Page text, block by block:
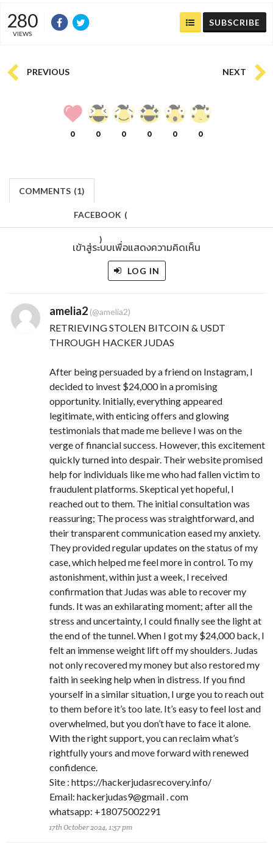
280
VIEWS
SUBSCRIBE
PREVIOUS NEXT
0 0 0 0 0 0
COMMENTS (1)
FACEBOOK (
)
เข้าสู่ระบบเพื่อแสดงความคิดเห็น
LOG IN
amelia2 (@amelia2)
RETRIEVING STOLEN BITCOIN & USDT
THROUGH HACKER JUDAS
After being persuaded by a friend on Instagram, I
decided to invest $24,000 in a promising
opportunity. Initially, everything appeared
legitimate, with enticing offers and glowing
testimonials that made me believe I was on the
verge of financial success. However, this excitement
quickly turned into despair. Their website promised
help for individuals like me who had fallen victim to
fraudulent platforms. Skeptical yet hopeful, I
reached out to them. The initial consultation was
reassuring; The process was straightforward, and
their transparent communication eased my anxiety.
They provided regular updates on the status of my
case, which helped me feel more in control. To my
astonishment, within just a week, I received
confirmation that Judas was able to recover my
funds. It was an exhilarating moment; after all the
stress and uncertainty, I could finally see the light at
the end of the tunnel. When I got my $24,000 back, I
felt an immense weight lift off my shoulders. Judas
not only recovered my money but also restored my
faith in seeking help when in distress. If you find
yourself in a similar situation, I urge you to reach out
to them before it’s too late. It’s easy to feel lost and
overwhelmed, but you don’t have to face it alone.
With the right support, you can reclaim what’s
rightfully yours and move forward with renewed
confidence.
Site : https://hackerjudasrecovery.info/
Email: hackerjudas9@gmail . com
whatsapp: +18075002291
17th October 2024, 1:57 pm